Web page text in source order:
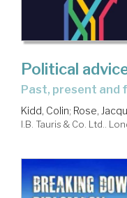
Political
past, present and
Kidd, Colin; Rose,
I.B. Tauris & Co. Ltd..